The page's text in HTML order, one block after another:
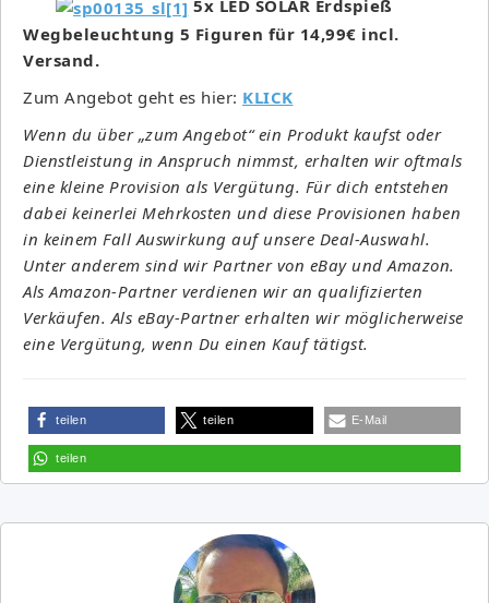
5x LED SOLAR Erdspieß
Wegbeleuchtung 5 Figuren für 14,99€ incl.
Versand.
Zum Angebot geht es hier: KLICK
Wenn du über „zum Angebot“ ein Produkt kaufst oder
Dienstleistung in Anspruch nimmst, erhalten wir oftmals
eine kleine Provision als Vergütung. Für dich entstehen
dabei keinerlei Mehrkosten und diese Provisionen haben
in keinem Fall Auswirkung auf unsere Deal-Auswahl.
Unter anderem sind wir Partner von eBay und Amazon.
Als Amazon-Partner verdienen wir an qualifizierten
Verkäufen. Als eBay-Partner erhalten wir möglicherweise
eine Vergütung, wenn Du einen Kauf tätigst.
teilen teilen E-Mail
teilen